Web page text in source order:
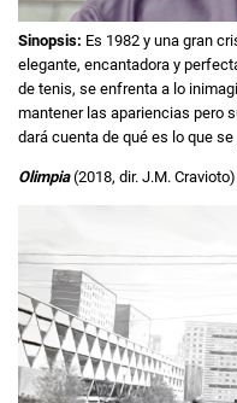
Sinopsis: Es 1982 y una gran
elegante, encantadora y
de tenis, se enfrenta a lo
mantener las apariencias pero
dará cuenta de qué es lo que
Olimpia(2018, dir. J.M. Cravioto)